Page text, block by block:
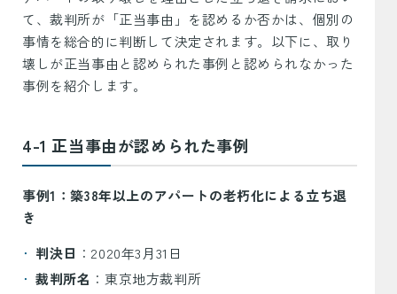
て、裁判所が「正当事由」を認めるか否かは、個別の
事情を総合的に判断して決定されます。以下に、取り
壊しが正当事由と認められた事例と認められなかった
事例を紹介します。
4-1 正当事由が認められた事例
事例1：築38年以上のアパートの老朽化による立ち退
き
判決日 ：2020年3月31日
裁判所名 ：東京地方裁判所